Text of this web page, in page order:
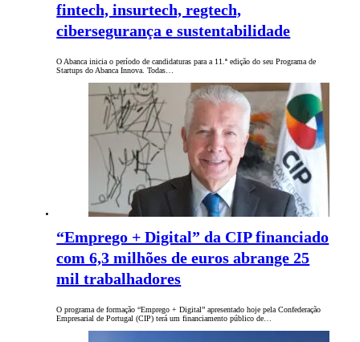
fintech, insurtech, regtech,
cibersegurança e sustentabilidade
O Abanca inicia o período de candidaturas para a 11.ª edição do seu Programa de
Startups do Abanca Innova. Todas…
“Emprego + Digital” da CIP financiado
com 6,3 milhões de euros abrange 25
mil trabalhadores
O programa de formação “Emprego + Digital” apresentado hoje pela Confederação
Empresarial de Portugal (CIP) terá um financiamento público de…